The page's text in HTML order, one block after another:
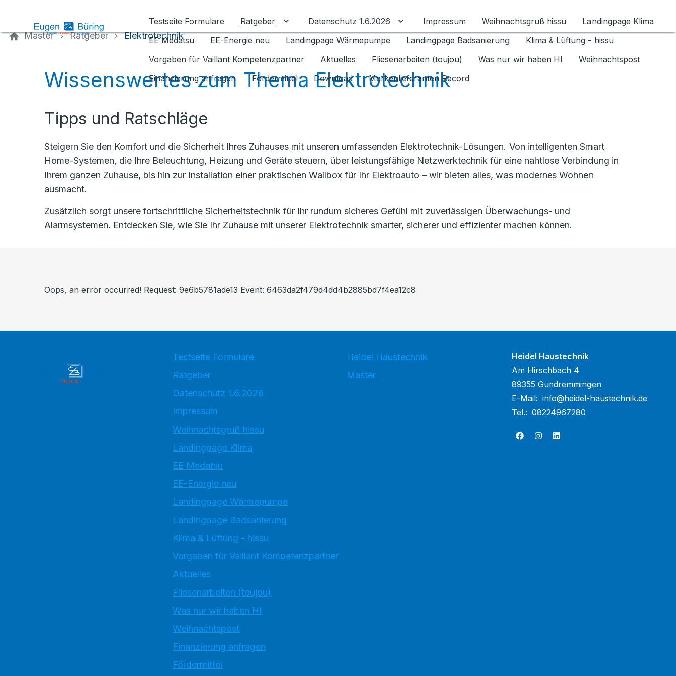
Testseite Formulare
Ratgeber Untermenü für Ratgeber umschalten
Datenschutz 1.6.2026 Untermenü für Datenschutz 1.6.2026 umschalten
Impressum Weihnachtsgruß hissu
Landingpage Klima
EE Medatsu
EE-Energie neu Landingpage Wärmepumpe Landingpage Badsanierung
Klima & Lüftung - hissu
Vorgaben für Vaillant Kompetenzpartner
Aktuelles Fliesenarbeiten (toujou) Was nur wir haben HI
Weihnachtspost
Finanzierung anfragen
Fördermittel Download Markenlieferanten Record
Master Ratgeber Elektrotechnik
Wissenswertes zum Thema Elektrotechnik
Tipps und Ratschläge
Steigern Sie den Komfort und die Sicherheit Ihres Zuhauses mit unseren umfassenden Elektrotechnik-Lösungen. Von intelligenten Smart
Home-Systemen, die Ihre Beleuchtung, Heizung und Geräte steuern, über leistungsfähige Netzwerktechnik für eine nahtlose Verbindung in
Ihrem ganzen Zuhause, bis hin zur Installation einer praktischen Wallbox für Ihr Elektroauto – wir bieten alles, was modernes Wohnen
ausmacht.
Zusätzlich sorgt unsere fortschrittliche Sicherheitstechnik für Ihr rundum sicheres Gefühl mit zuverlässigen Überwachungs- und
Alarmsystemen. Entdecken Sie, wie Sie Ihr Zuhause mit unserer Elektrotechnik smarter, sicherer und effizienter machen können.
Oops, an error occurred! Request: 9e6b5781ade13 Event: 6463da2f479d4dd4b2885bd7f4ea12c8
Testseite Formulare
Ratgeber
Datenschutz 1.6.2026
Impressum
Weihnachtsgruß hissu
Landingpage Klima
EE Medatsu
EE-Energie neu
Landingpage Wärmepumpe
Landingpage Badsanierung
Klima & Lüftung - hissu
Vorgaben für Vaillant Kompetenzpartner
Aktuelles
Fliesenarbeiten (toujou)
Was nur wir haben HI
Weihnachtspost
Finanzierung anfragen
Fördermittel
Heidel Haustechnik
Master
Heidel Haustechnik
Am Hirschbach 4
89355 Gundremmingen
E-Mail: info@heidel-haustechnik.de
Tel.: 08224967280